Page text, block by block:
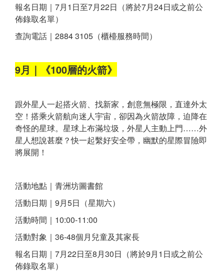
報名日期｜7月1日至7月22日（將於7月24日或之前公
佈錄取名單）
查詢電話｜2884 3105（櫃檯服務時間）
9月｜《100層的火箭》
跟外星人一起搭火箭、找新家，創意無極限，直達外太
空！搭乘火箭航向迷人宇宙，卻因為火箭故障，迫降在
奇怪的星球。星球上布滿垃圾，外星人主動上門……外
星人想說甚麼？快一起繫好安全帶，幽默的星際冒險即
將展開！
活動地點｜青洲坊圖書館
活動日期｜9月5日（星期六）
活動時間｜10:00-11:00
活動對象｜36-48個月兒童及其家長
報名日期｜7月22日至8月30日（將於9月1日或之前公
佈錄取名單）